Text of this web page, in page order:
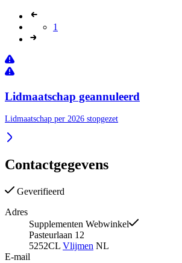
1
Lidmaatschap geannuleerd
Lidmaatschap per 2026 stopgezet
Contactgegevens
Geverifieerd
Adres
Supplementen Webwinkel
Pasteurlaan 12
5252CL Vlijmen NL
E-mail